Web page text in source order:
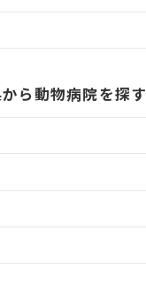
ら動物病院を探す